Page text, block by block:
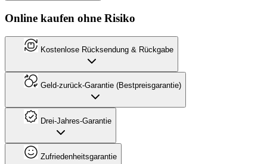
Online kaufen ohne Risiko
Kostenlose Rücksendung & Rückgabe
Geld-zurück-Garantie (Bestpreisgarantie)
Drei-Jahres-Garantie
Zufriedenheitsgarantie